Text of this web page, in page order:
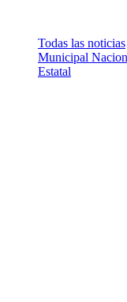
Todas las noticias
Municipal
Estatal